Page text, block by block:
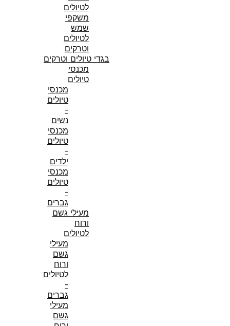
לטיולים
משקפי
שמש
לטיולים
וטרקים
בגדי טיולים וטרקים
מכנסי
טיולים
מכנסי
טיולים
-
נשים
מכנסי
טיולים
-
ילדים
מכנסי
טיולים
-
גברים
מעילי גשם
ורוח
לטיולים
מעילי
גשם
ורוח
לטיולים
-
גברים
מעילי
גשם